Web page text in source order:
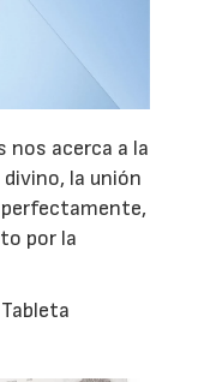
nos acerca a la
divino, la unión
perfectamente,
por la